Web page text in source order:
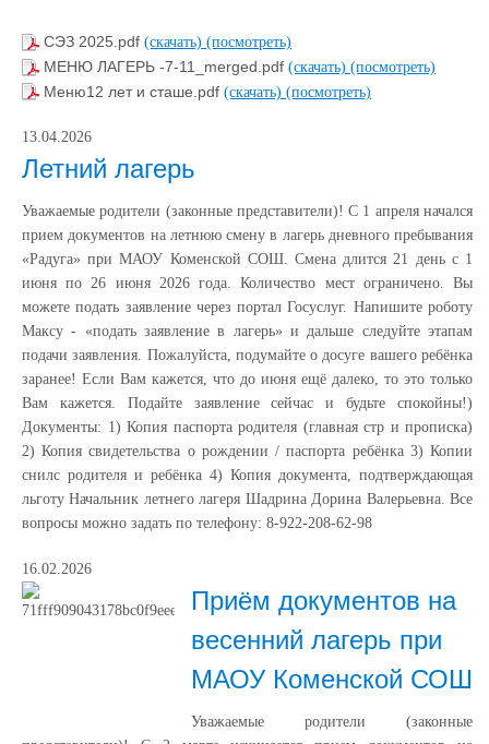
СЭЗ 2025.pdf (скачать) (посмотреть)
МЕНЮ ЛАГЕРЬ -7-11_merged.pdf (скачать) (посмотреть)
Меню12 лет и сташе.pdf (скачать) (посмотреть)
13.04.2026
Летний лагерь
Уважаемые родители (законные представители)! С 1 апреля начался
прием документов на летнюю смену в лагерь дневного пребывания
«Радуга» при МАОУ Коменской СОШ. Смена длится 21 день с 1
июня по 26 июня 2026 года. Количество мест ограничено. Вы
можете подать заявление через портал Госуслуг. Напишите роботу
Максу - «подать заявление в лагерь» и дальше следуйте этапам
подачи заявления. Пожалуйста, подумайте о досуге вашего ребёнка
заранее! Если Вам кажется, что до июня ещё далеко, то это только
Вам кажется. Подайте заявление сейчас и будьте спокойны!)
Документы: 1) Копия паспорта родителя (главная стр и прописка)
2) Копия свидетельства о рождении / паспорта ребёнка 3) Копии
снилс родителя и ребёнка 4) Копия документа, подтверждающая
льготу Начальник летнего лагеря Шадрина Дорина Валерьевна. Все
вопросы можно задать по телефону: 8-922-208-62-98
16.02.2026
Приём документов на
весенний лагерь при
МАОУ Коменской СОШ
Уважаемые родители (законные